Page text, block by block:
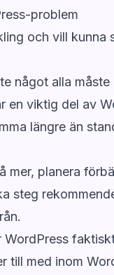
problem
och vill kunna
något alla
en viktig del av
längre än
mer, planera
steg
WordPress
till med inom